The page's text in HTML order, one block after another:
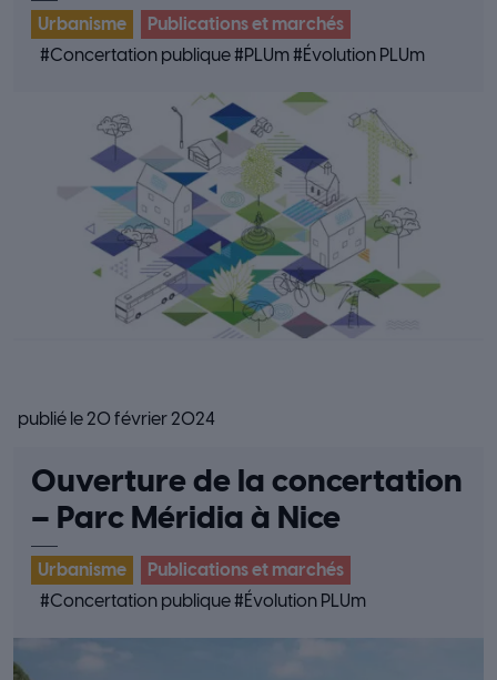
Urbanisme
Publications et marchés
#Concertation publique#PLUm#Évolution PLUm
publié le 20 février 2024
Ouverture de la concertation
– Parc Méridia à Nice
Urbanisme
Publications et marchés
#Concertation publique#Évolution PLUm